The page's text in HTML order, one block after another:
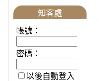
知客處
帳號：
密碼：
以後自動登入